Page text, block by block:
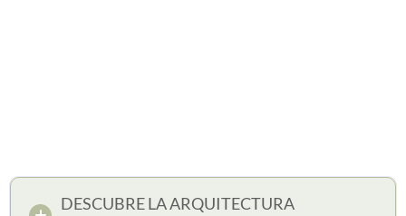
DESCUBRE LA ARQUITECTURA